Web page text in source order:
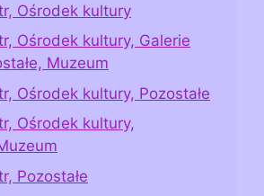
Ośrodek kultury
Ośrodek kultury, Galerie
Muzeum
Ośrodek kultury, Pozostałe
Ośrodek kultury,
Pozostałe